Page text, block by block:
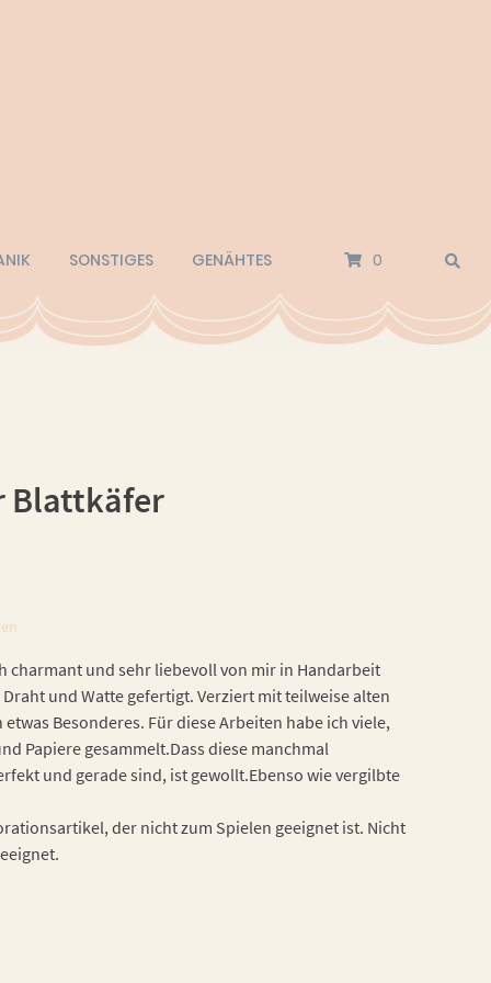
SONSTIGES GENÄHTES 0
Blattkäfer
charmant und sehr liebevoll von mir in Handarbeit
und Watte gefertigt. Verziert mit teilweise alten
Besonderes. Für diese Arbeiten habe ich viele,
Papiere gesammelt.Dass diese manchmal
und gerade sind, ist gewollt.Ebenso wie vergilbte
der nicht zum Spielen geeignet ist. Nicht